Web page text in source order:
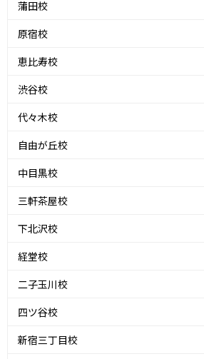
蒲田校
原宿校
恵比寿校
渋谷校
代々木校
自由が丘校
中目黒校
三軒茶屋校
下北沢校
経堂校
二子玉川校
四ツ谷校
新宿三丁目校